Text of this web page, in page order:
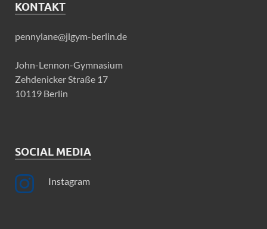
KONTAKT
pennylane@jlgym-berlin.de
John-Lennon-Gymnasium
Zehdenicker Straße 17
10119 Berlin
SOCIAL MEDIA
Instagram